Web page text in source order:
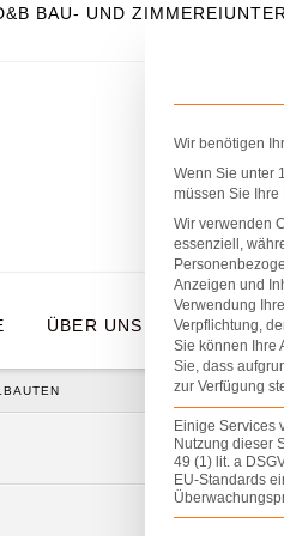
BAU- UND
ÜBER UNS
Wir benötigen
Wenn Sie unter
müssen Sie
Wir verwenden
essenziell,
Anzeigen und
Verwendung
Verpflichtung,
Sie können Ihre
Sie, dass
zur Verfügung
Einige Services
Nutzung dieser
49 (1) lit. a
EU-Standards